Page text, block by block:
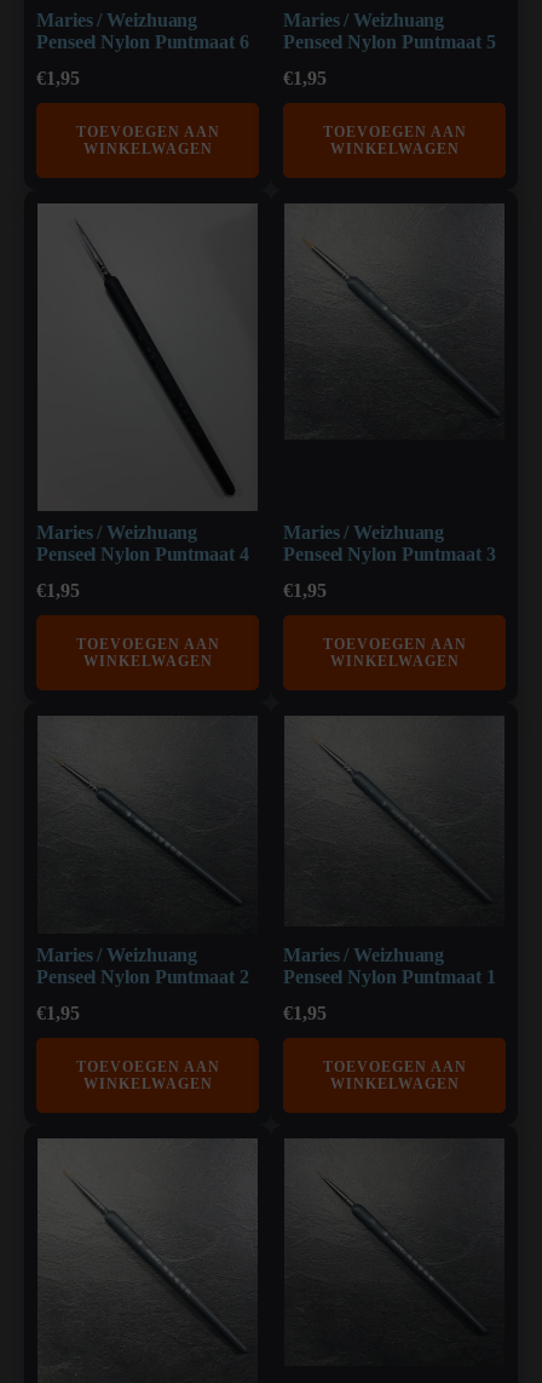
Maries / Weizhuang
Penseel Nylon Puntmaat 6
€1,95
TOEVOEGEN AAN
WINKELWAGEN
Maries / Weizhuang
Penseel Nylon Puntmaat 5
€1,95
TOEVOEGEN AAN
WINKELWAGEN
Maries / Weizhuang
Penseel Nylon Puntmaat 4
€1,95
TOEVOEGEN AAN
WINKELWAGEN
Maries / Weizhuang
Penseel Nylon Puntmaat 3
€1,95
TOEVOEGEN AAN
WINKELWAGEN
Maries / Weizhuang
Penseel Nylon Puntmaat 2
€1,95
TOEVOEGEN AAN
WINKELWAGEN
Maries / Weizhuang
Penseel Nylon Puntmaat 1
€1,95
TOEVOEGEN AAN
WINKELWAGEN